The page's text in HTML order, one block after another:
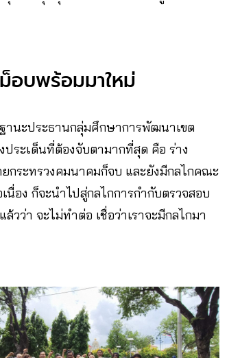
อบพร้อมมาใหม่
านะประธานกลุ่มศึกษาการพัฒนาเขต
ประเด็นที่ต้องจับตามากที่สุด คือ ร่าง
กระทรวงคมนาคมก็จบ และยังมีกลไกคณะ
อง ก็จะนำไปสู่กลไกการกำกับตรวจสอบ
วว่า จะไม่ทำต่อ เชื่อว่าเราจะมีกลไกมา